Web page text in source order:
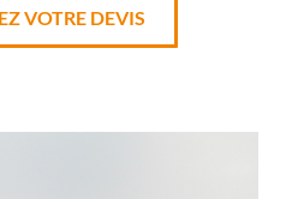
VOTRE DEVIS